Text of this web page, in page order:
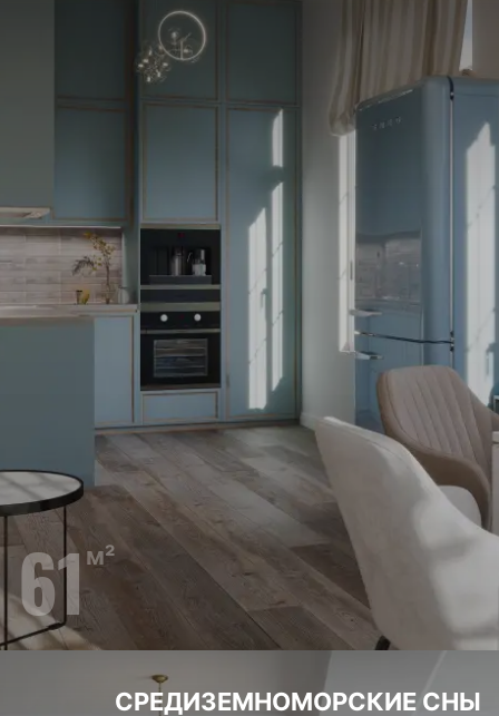
61м²
СРЕДИЗЕМНОМОРСКИЕ СНЫ